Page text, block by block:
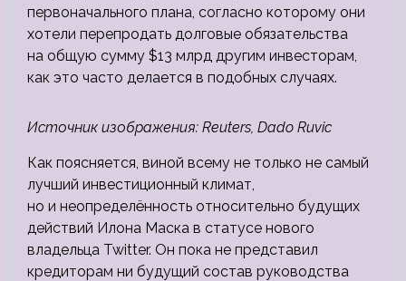
первоначального плана, согласно которому они
хотели перепродать долговые обязательства
на общую сумму $13 млрд другим инвесторам,
как это часто делается в подобных случаях.
Источник изображения: Reuters, Dado Ruvic
Как поясняется, виной всему не только не самый
лучший инвестиционный климат,
но и неопределённость относительно будущих
действий Илона Маска в статусе нового
владельца Twitter. Он пока не представил
кредиторам ни будущий состав руководства